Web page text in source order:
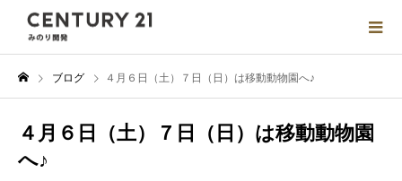
ブログ ４月６日（土）７日（日）は移動動物園へ♪
４月６日（土）７日（日）は移動動物園
へ♪